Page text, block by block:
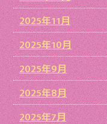
2025年11月
2025年10月
2025年9月
2025年8月
2025年7月